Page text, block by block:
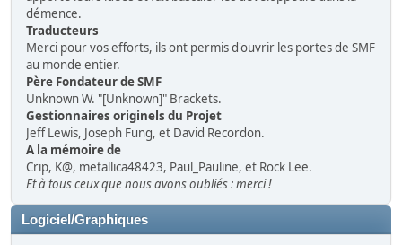
démence.
Traducteurs
Merci pour vos efforts, ils ont permis d'ouvrir les portes de SMF
au monde entier.
Père Fondateur de SMF
Unknown W. "[Unknown]" Brackets.
Gestionnaires originels du Projet
Jeff Lewis, Joseph Fung, et David Recordon.
A la mémoire de
Crip, K@, metallica48423, Paul_Pauline, et Rock Lee.
Et à tous ceux que nous avons oubliés : merci !
Logiciel/Graphiques